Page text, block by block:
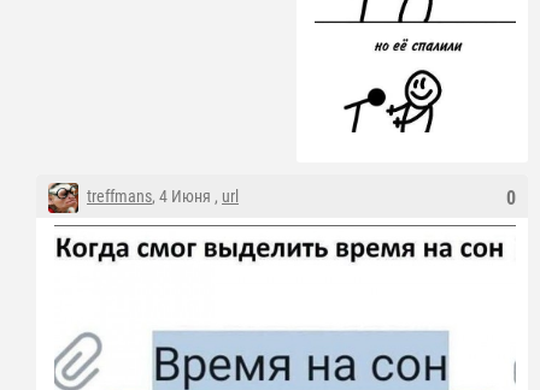
0
treffmans, 4 Июня , url